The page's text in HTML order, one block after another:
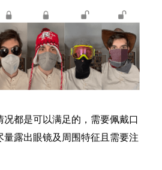
都是可以满足的，需要佩戴口
量露出眼镜及周围特征且需要注